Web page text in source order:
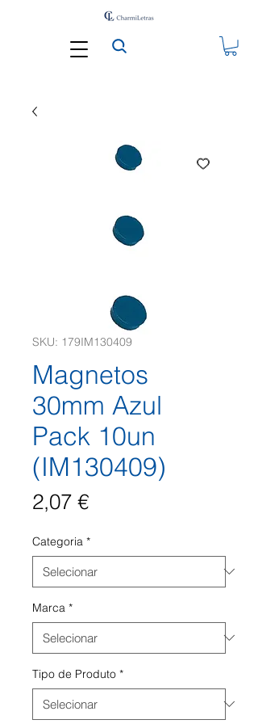
SKU: 179IM130409
Magnetos
30mm Azul
Pack 10un
(IM130409)
2,07 €Preço
Categoria *
Marca *
Tipo de Produto *